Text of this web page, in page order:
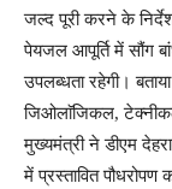
जल्द पूरी करने के
पेयजल आपूर्ति में सौंग
उपलब्धता रहेगी।
जिओलाॅजिकल,
मुख्यमंत्री ने डीएम
में प्रस्तावित पौधरोपण